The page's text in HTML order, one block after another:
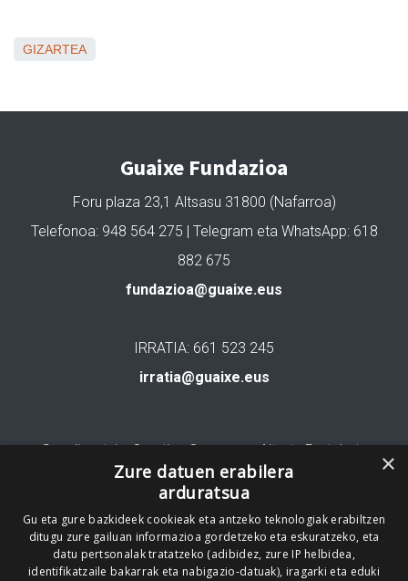
GIZARTEA
Guaixe Fundazioa
Foru plaza 23,1 Altsasu 31800 (Nafarroa)
Telefonoa: 948 564 275 | Telegram eta WhatsApp: 618
882 675
fundazioa@guaixe.eus
IRRATIA: 661 523 245
irratia@guaixe.eus
Gure lizentzia: Creative Commons Aitortu Partekatu
Codesyntaxek garatua
×
Zure datuen erabilera
arduratsua
Gu eta gure bazkideek cookieak eta antzeko teknologiak erabiltzen
ditugu zure gailuan informazioa gordetzeko eta eskuratzeko, eta
datu pertsonalak tratatzeko (adibidez, zure IP helbidea,
identifikatzaile bakarrak eta nabigazio-datuak), iragarki eta eduki